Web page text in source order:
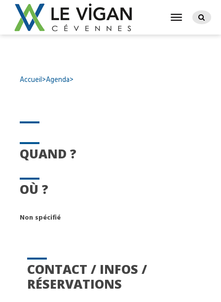
Accueil>Agenda>
QUAND ?
OÙ ?
Non spécifié
CONTACT / INFOS /
RÉSERVATIONS